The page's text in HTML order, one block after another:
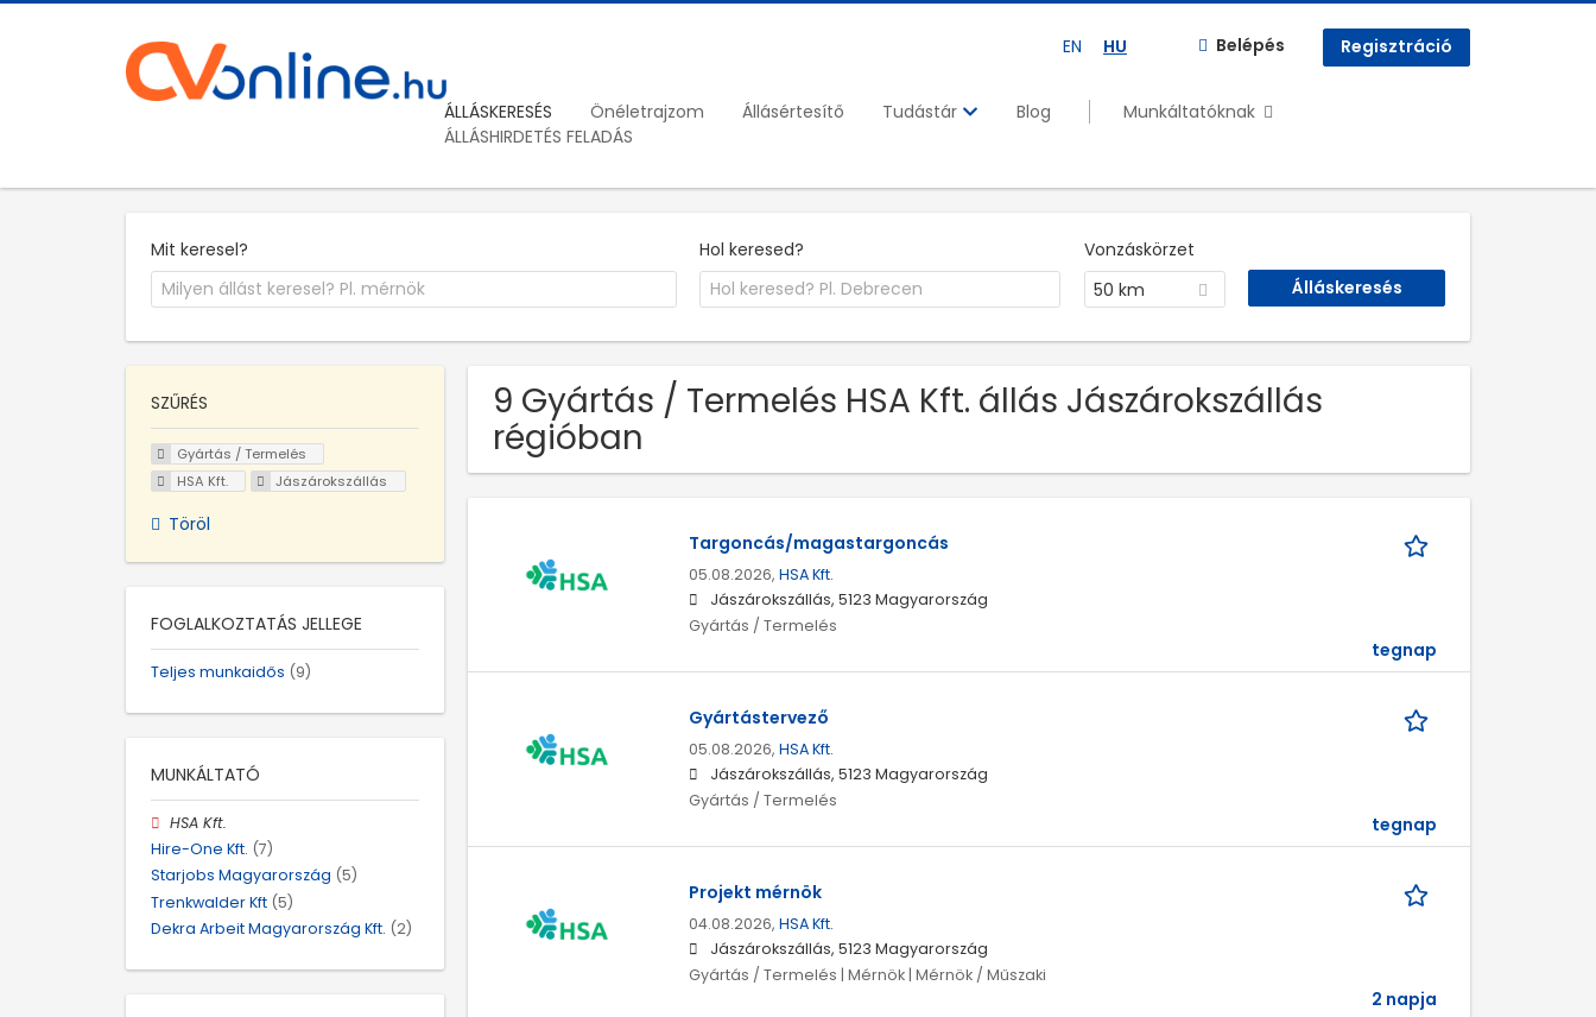
EN HU Belépés Regisztráció
ÁLLÁSKERESÉS Önéletrajzom Állásértesítő Tudástár Blog
Munkáltatóknak
ÁLLÁSHIRDETÉS FELADÁS
Mit keresel? Hol keresed?
Vonzáskörzet
50 km
9 Gyártás / Termelés HSA Kft. állás Jászárokszállás
régióban
Targoncás/magastargoncás
05.08.2026, HSA Kft.
Jászárokszállás, 5123 Magyarország
Gyártás / Termelés
tegnap
Gyártástervező
05.08.2026, HSA Kft.
Jászárokszállás, 5123 Magyarország
Gyártás / Termelés
tegnap
Projekt mérnök
04.08.2026, HSA Kft.
Jászárokszállás, 5123 Magyarország
Gyártás / Termelés | Mérnök | Mérnök / Műszaki
2 napja
SZŰRÉS
Gyártás / Termelés
HSA Kft.
Jászárokszállás
Töröl
FOGLALKOZTATÁS JELLEGE
Teljes munkaidős (9)
MUNKÁLTATÓ
HSA Kft.
Hire-One Kft. (7)
Starjobs Magyarország (5)
Trenkwalder Kft (5)
Dekra Arbeit Magyarország Kft. (2)